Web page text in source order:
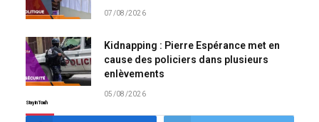
07/08/2026
Kidnapping : Pierre Espérance met en
cause des policiers dans plusieurs
enlèvements
05/08/2026
Stay In Touch